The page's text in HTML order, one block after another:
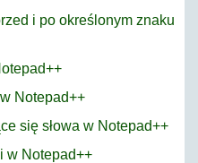
i po określonym znaku
Notepad++
się słowa w Notepad++
w Notepad++